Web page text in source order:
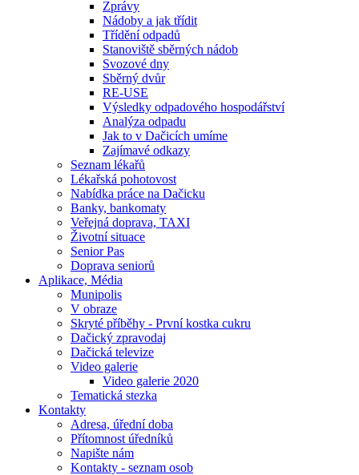
Zprávy
Nádoby a jak třídit
Třídění odpadů
Stanoviště sběrných nádob
Svozové dny
Sběrný dvůr
RE-USE
Výsledky odpadového hospodářství
Analýza odpadu
Jak to v Dačicích umíme
Zajímavé odkazy
Seznam lékařů
Lékařská pohotovost
Nabídka práce na Dačicku
Banky, bankomaty
Veřejná doprava, TAXI
Životní situace
Senior Pas
Doprava seniorů
Aplikace, Média
Munipolis
V obraze
Skryté příběhy - První kostka cukru
Dačický zpravodaj
Dačická televize
Video galerie
Video galerie 2020
Tematická stezka
Kontakty
Adresa, úřední doba
Přítomnost úředníků
Napište nám
Kontakty - seznam osob